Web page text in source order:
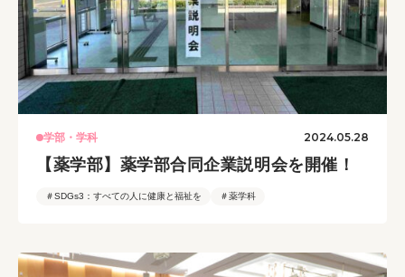
学部・学科 2024.05.28
【薬学部】薬学部合同企業説明会を開催！
＃SDGs3：すべての人に健康と福祉を ＃薬学科